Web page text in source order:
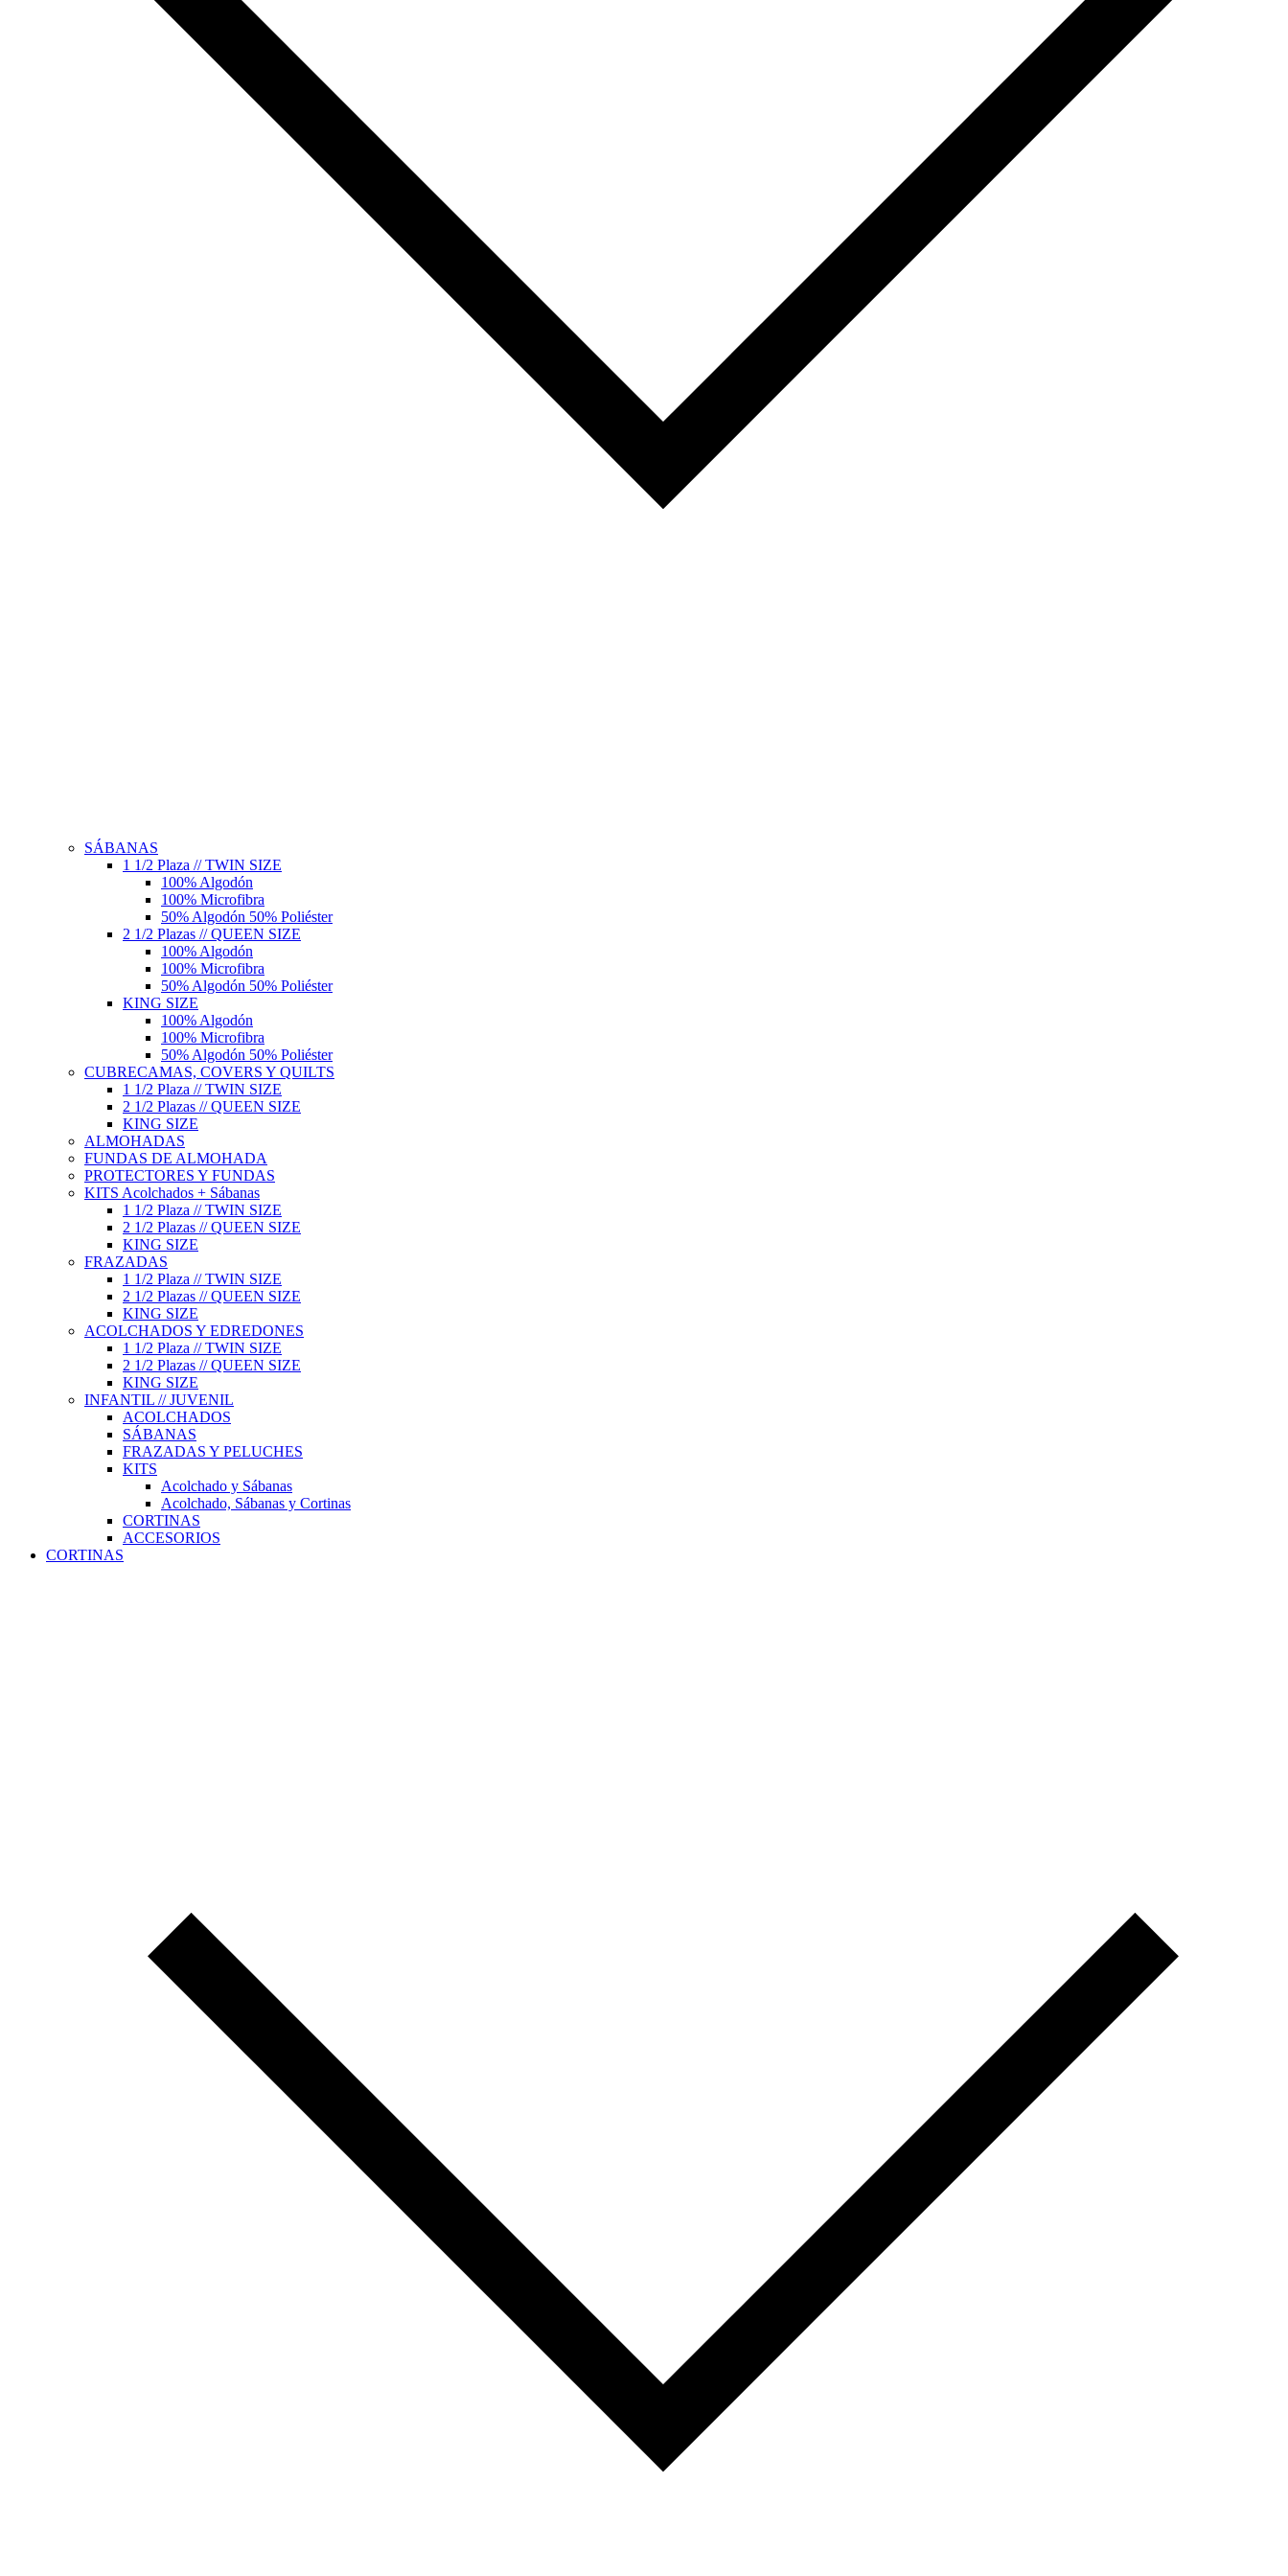
SÁBANAS
1 1/2 Plaza // TWIN SIZE
100% Algodón
100% Microfibra
50% Algodón 50% Poliéster
2 1/2 Plazas // QUEEN SIZE
100% Algodón
100% Microfibra
50% Algodón 50% Poliéster
KING SIZE
100% Algodón
100% Microfibra
50% Algodón 50% Poliéster
CUBRECAMAS, COVERS Y QUILTS
1 1/2 Plaza // TWIN SIZE
2 1/2 Plazas // QUEEN SIZE
KING SIZE
ALMOHADAS
FUNDAS DE ALMOHADA
PROTECTORES Y FUNDAS
KITS Acolchados + Sábanas
1 1/2 Plaza // TWIN SIZE
2 1/2 Plazas // QUEEN SIZE
KING SIZE
FRAZADAS
1 1/2 Plaza // TWIN SIZE
2 1/2 Plazas // QUEEN SIZE
KING SIZE
ACOLCHADOS Y EDREDONES
1 1/2 Plaza // TWIN SIZE
2 1/2 Plazas // QUEEN SIZE
KING SIZE
INFANTIL // JUVENIL
ACOLCHADOS
SÁBANAS
FRAZADAS Y PELUCHES
KITS
Acolchado y Sábanas
Acolchado, Sábanas y Cortinas
CORTINAS
ACCESORIOS
CORTINAS